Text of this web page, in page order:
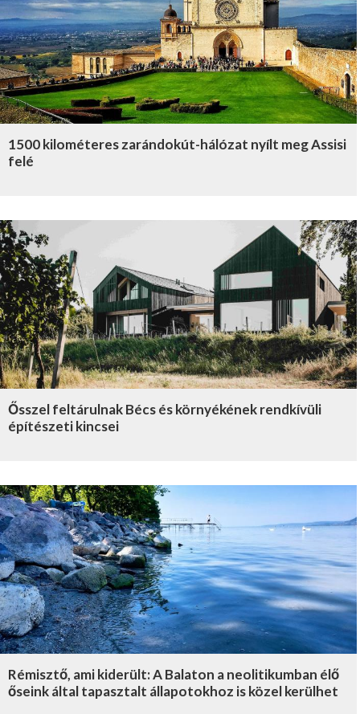
1500 kilométeres zarándokút-hálózat nyílt meg Assisi
felé
Ősszel feltárulnak Bécs és környékének rendkívüli
építészeti kincsei
Rémisztő, ami kiderült: A Balaton a neolitikumban élő
őseink által tapasztalt állapotokhoz is közel kerülhet